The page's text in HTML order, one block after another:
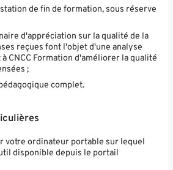
de fin de formation, sous réserve
d'appréciation sur la qualité de la
reçues font l'objet d'une analyse
CNCC Formation d'améliorer la qualité
;
complet.
votre ordinateur portable sur lequel
disponible depuis le portail